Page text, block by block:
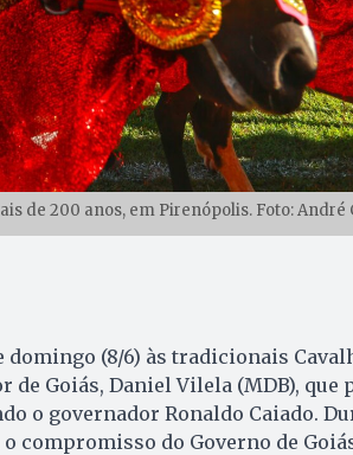
de 200 anos, em Pirenópolis. Foto: André
(8/6) às tradicionais
de Goiás, Daniel Vilela (MDB), que
o governador Ronaldo Caiado.
compromisso do Governo de